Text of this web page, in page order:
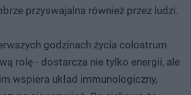
przyswajalna również przez ludzi.
godzinach życia colostrum
rolę - dostarcza nie tylko energii, ale
wspiera układ immunologiczny,